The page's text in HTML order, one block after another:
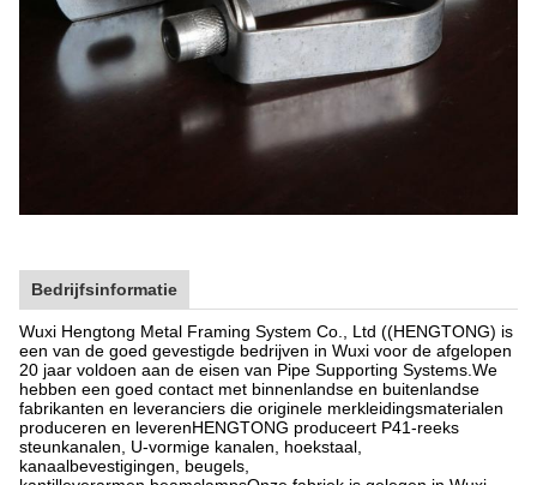
Bedrijfsinformatie
Wuxi Hengtong Metal Framing System Co., Ltd ((HENGTONG) is
een van de goed gevestigde bedrijven in Wuxi voor de afgelopen
20 jaar voldoen aan de eisen van Pipe Supporting Systems.We
hebben een goed contact met binnenlandse en buitenlandse
fabrikanten en leveranciers die originele merkleidingsmaterialen
produceren en leverenHENGTONG produceert P41-reeks
steunkanalen, U-vormige kanalen, hoekstaal,
kanaalbevestigingen, beugels,